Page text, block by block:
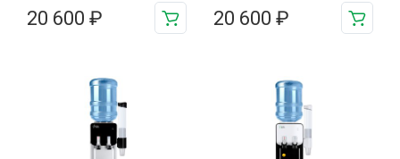
20 600 ₽ 20 600 ₽